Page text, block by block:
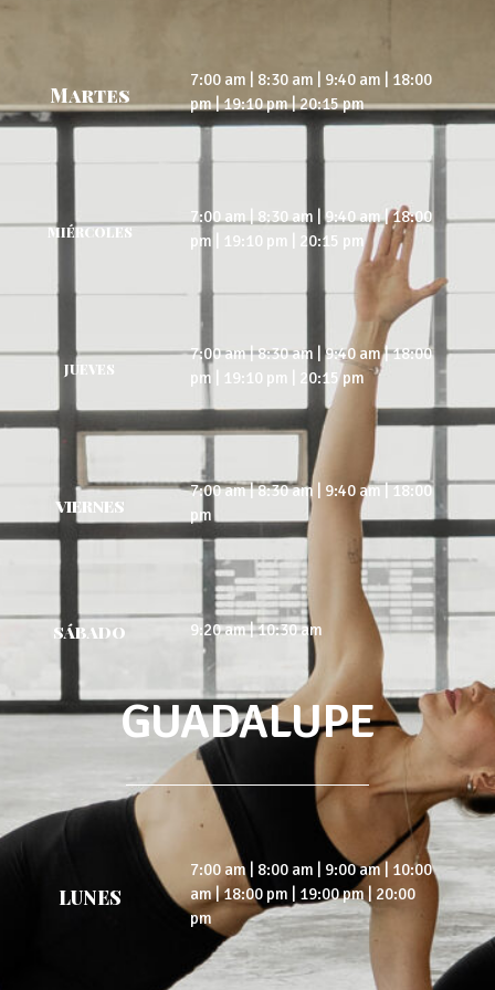
7:00 am | 8:30 am | 9:40 am | 18:00
pm | 19:10 pm | 20:15 pm
Martes
7:00 am | 8:30 am | 9:40 am | 18:00
pm | 19:10 pm | 20:15 pm
MIÉRCOLES
7:00 am | 8:30 am | 9:40 am | 18:00
pm | 19:10 pm | 20:15 pm
JUEVES
7:00 am | 8:30 am | 9:40 am | 18:00
pm
VIERNES
9:20 am | 10:30 am
SÁBADO
GUADALUPE
7:00 am | 8:00 am | 9:00 am | 10:00
am | 18:00 pm | 19:00 pm | 20:00
pm
LUNES